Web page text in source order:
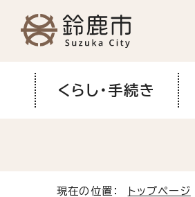
くらし・手続き
現在の位置： トップページ